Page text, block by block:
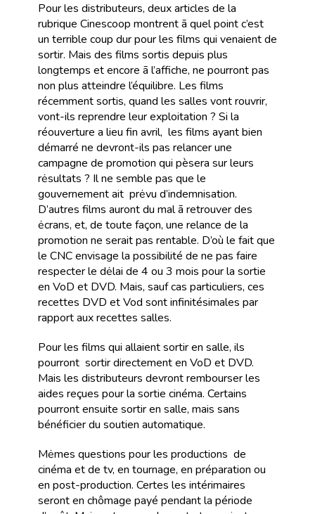
Pour les distributeurs, deux articles de la
rubrique Cinescoop montrent ã quel point c’est
un terrible coup dur pour les films qui venaient de
sortir. Mais des films sortis depuis plus
longtemps et encore ã l’affiche, ne pourront pas
non plus atteindre l’équilibre. Les films
récemment sortis, quand les salles vont rouvrir,
vont-ils reprendre leur exploitation ? Si la
réouverture a lieu fin avril, les films ayant bien
démarré ne devront-ils pas relancer une
campagne de promotion qui pèsera sur leurs
rėsultats ? Il ne semble pas que le
gouvernement ait prėvu d’indemnisation.
D’autres films auront du mal ã retrouver des
ėcrans, et, de toute façon, une relance de la
promotion ne serait pas rentable. D’où le fait que
le CNC envisage la possibilité de ne pas faire
respecter le dėlai de 4 ou 3 mois pour la sortie
en VoD et DVD. Mais, sauf cas particuliers, ces
recettes DVD et Vod sont infinitésimales par
rapport aux recettes salles.
Pour les films qui allaient sortir en salle, ils
pourront sortir directement en VoD et DVD.
Mais les distributeurs devront rembourser les
aides reçues pour la sortie cinéma. Certains
pourront ensuite sortir en salle, mais sans
bénéficier du soutien automatique.
Mėmes questions pour les productions de
cinéma et de tv, en tournage, en préparation ou
en post-production. Certes les intérimaires
seront en chômage payé pendant la période